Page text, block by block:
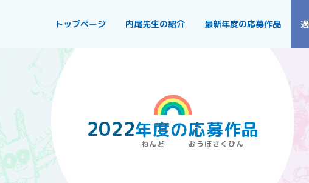
トップページ 内尾先生の紹介 最新年度の応募作品
2022年度の応募作品